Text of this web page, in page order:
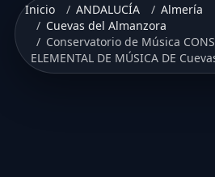
Inicio ANDALUCÍA
Almería
Cuevas del Almanzora
Conservatorio de Música
ELEMENTAL DE MÚSICA DE